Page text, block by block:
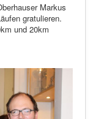
Markus
gratulieren.
und 20km